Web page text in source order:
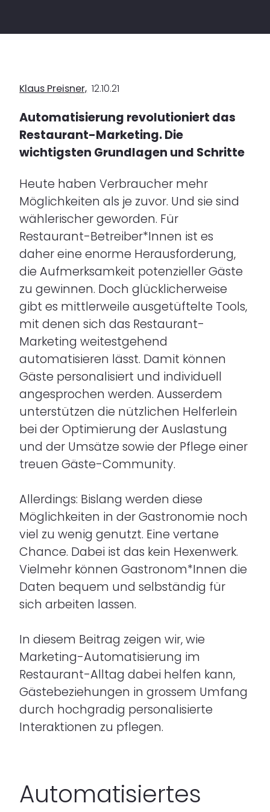
Klaus Preisner, 12.10.21
Automatisierung revolutioniert das
Restaurant-Marketing. Die
wichtigsten Grundlagen und Schritte
Heute haben Verbraucher mehr
Möglichkeiten als je zuvor. Und sie sind
wählerischer geworden. Für
Restaurant-Betreiber*Innen ist es
daher eine enorme Herausforderung,
die Aufmerksamkeit potenzieller Gäste
zu gewinnen. Doch glücklicherweise
gibt es mittlerweile ausgetüftelte Tools,
mit denen sich das Restaurant-
Marketing weitestgehend
automatisieren lässt. Damit können
Gäste personalisiert und individuell
angesprochen werden. Ausserdem
unterstützen die nützlichen Helferlein
bei der Optimierung der Auslastung
und der Umsätze sowie der Pflege einer
treuen Gäste-Community.
Allerdings: Bislang werden diese
Möglichkeiten in der Gastronomie noch
viel zu wenig genutzt. Eine vertane
Chance. Dabei ist das kein Hexenwerk.
Vielmehr können Gastronom*Innen die
Daten bequem und selbständig für
sich arbeiten lassen.
In diesem Beitrag zeigen wir, wie
Marketing-Automatisierung im
Restaurant-Alltag dabei helfen kann,
Gästebeziehungen in grossem Umfang
durch hochgradig personalisierte
Interaktionen zu pflegen.
Automatisiertes